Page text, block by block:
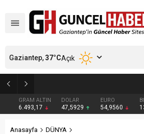
GRAM ALTIN
6.493,17
DOLAR
47,5929
EURO
54,9560
Gaziantep,37°CAçık
Anasayfa
DÜNYA